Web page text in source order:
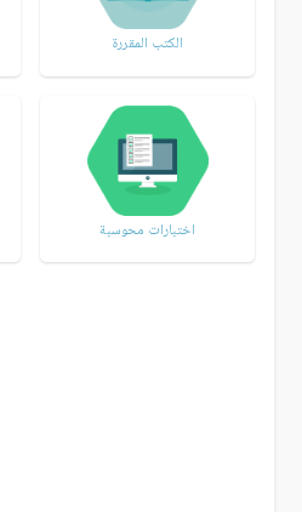
الكتب المقررة
اختبارات محوسبة